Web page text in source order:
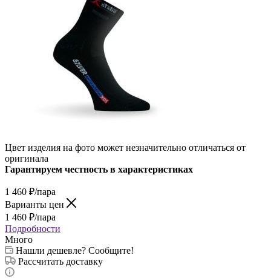
Цвет изделия на фото может незначительно отличаться от
оригинала
Гарантируем честность в характеристиках
1 460 ₽/пара
Варианты цен
1 460 ₽/пара
Подробности
Много
Нашли дешевле? Сообщите!
Рассчитать доставку